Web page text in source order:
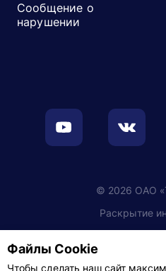
Сообщение о
нарушении
© 2026 ОАО
Раскрытие
Файлы Cookie
Чтобы сделать наш сайт